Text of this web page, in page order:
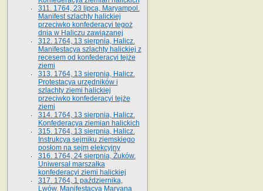
311. 1764, 23 lipca, Maryampol.
Manifest szlachty halickiej
przeciwko konfederacyi tegoż
dnia w Haliczu zawiązanej
312. 1764, 13 sierpnia, Halicz.
Manifestacya szlachty halickiej z
recesem od konfederacyi tejże
ziemi
313. 1764, 13 sierpnia, Halicz.
Protestacya urzędników i
szlachty ziemi halickiej
przeciwko konfederacyi tejże
ziemi
314. 1764, 13 sierpnia, Halicz.
Konfederacya ziemian halickich
315. 1764, 13 sierpnia, Halicz.
Instrukcya sejmiku ziemskiego
posłom na sejm elekcyjny
316. 1764, 24 sierpnia, Żuków.
Uniwersał marszałka
konfederacyi ziemi halickiej
317. 1764, 1 października,
Lwów. Manifestacya Maryana